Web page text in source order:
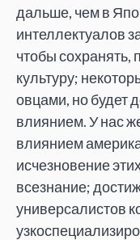
дальше, чем в
интеллектуалов
чтобы сохранять,
культуру;
овцами, но будет
влиянием. У нас
влиянием
исчезновение
всезнание;
универсалистов